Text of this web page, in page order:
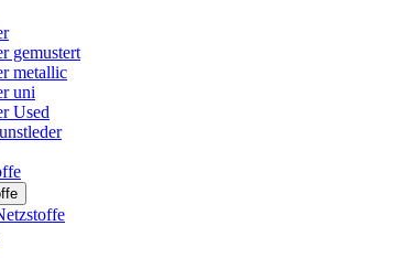
gemustert
metallic
uni
Used